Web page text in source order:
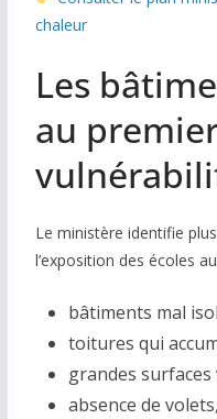
Boutique
Contact
chaleur
Les
au
Le ministère identifie
l’exposition des écoles
bâtiments mal
toitures qui
grandes surfaces
absence de